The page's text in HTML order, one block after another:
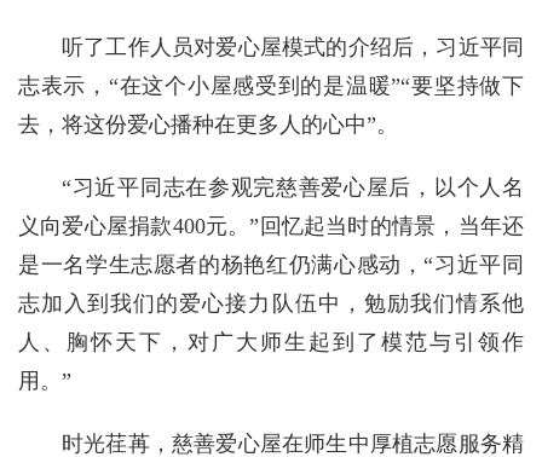
听了工作人员对爱心屋模式的介绍后，习近平同
志表示，“在这个小屋感受到的是温暖”“要坚持做下
去，将这份爱心播种在更多人的心中”。
“习近平同志在参观完慈善爱心屋后，以个人名
义向爱心屋捐款400元。”回忆起当时的情景，当年还
是一名学生志愿者的杨艳红仍满心感动，“习近平同
志加入到我们的爱心接力队伍中，勉励我们情系他
人、胸怀天下，对广大师生起到了模范与引领作
用。”
时光荏苒，慈善爱心屋在师生中厚植志愿服务精